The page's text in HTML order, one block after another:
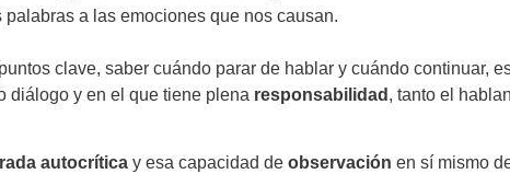
a las emociones que nos causan.
clave, saber cuándo parar de hablar y cuándo continuar,
diálogo y en el que tiene plena responsabilidad , tanto el
autocrítica y esa capacidad de observación en sí mismo